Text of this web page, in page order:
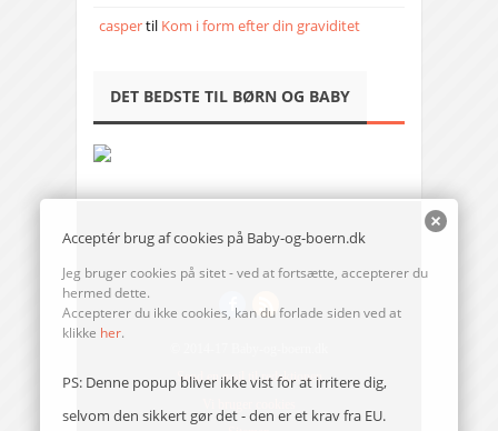
caspertil Kom i form efter din graviditet
DET BEDSTE TIL BØRN OG BABY
Send en mail til redaktionen
Acceptér brug af cookies på Baby-og-boern.dk
Jeg bruger cookies på sitet - ved at fortsætte, accepterer du
hermed dette.
Accepterer du ikke cookies, kan du forlade siden ved at
klikke her.
PS: Denne popup bliver ikke vist for at irritere dig,
selvom den sikkert gør det - den er et krav fra EU.